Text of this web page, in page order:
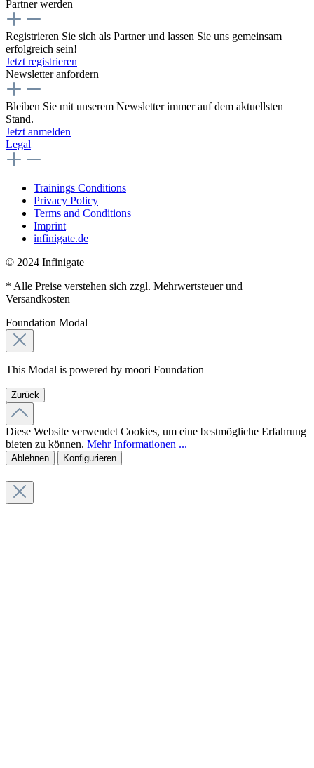
Partner werden
Registrieren Sie sich als Partner und lassen Sie uns gemeinsam
erfolgreich sein!
Jetzt registrieren
Newsletter anfordern
Bleiben Sie mit unserem Newsletter immer auf dem aktuellsten
Stand.
Jetzt anmelden
Legal
Trainings Conditions
Privacy Policy
Terms and Conditions
Imprint
infinigate.de
© 2024 Infinigate
* Alle Preise verstehen sich zzgl. Mehrwertsteuer und
Versandkosten
Foundation Modal
This Modal is powered by moori Foundation
Zurück
Diese Website verwendet Cookies, um eine bestmögliche Erfahrung
bieten zu können. Mehr Informationen ...
Ablehnen Konfigurieren